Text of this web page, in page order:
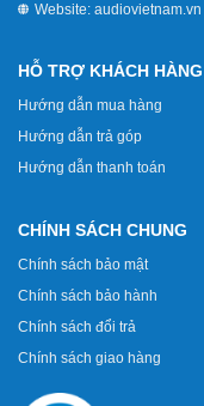
Website: audiovietnam.vn
HỖ TRỢ KHÁCH HÀNG
Hướng dẫn mua hàng
Hướng dẫn trả góp
Hướng dẫn thanh toán
CHÍNH SÁCH CHUNG
Chính sách bảo mật
Chính sách bảo hành
Chính sách đổi trả
Chính sách giao hàng